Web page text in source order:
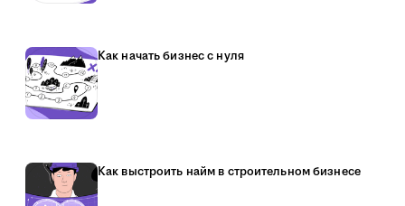
Как начать бизнес с нуля
Как выстроить найм в строительном бизнесе